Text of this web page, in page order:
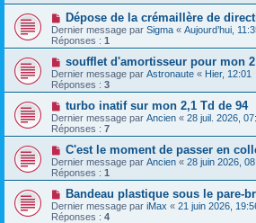
Dépose de la crémaillère de
Dernier message par Sigma « Aujourd’hui,
Réponses : 1
soufflet d'amortisseur pour mon 2
Dernier message par Astronaute « Hier, 12:01
Réponses : 3
turbo inatif sur mon 2,1 Td de 94
Dernier message par Ancien « 28 juil. 2026,
Réponses : 7
C'est le moment de passer en
Dernier message par Ancien « 28 juin 2026,
Réponses : 1
Bandeau plastique sous le pare-
Dernier message par iMax « 21 juin 2026,
Réponses : 4